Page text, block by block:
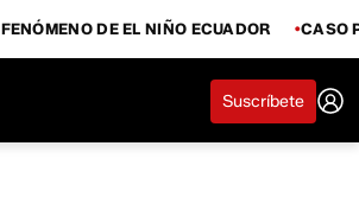
FENÓMENO DE EL NIÑO ECUADOR CASO
Suscríbete